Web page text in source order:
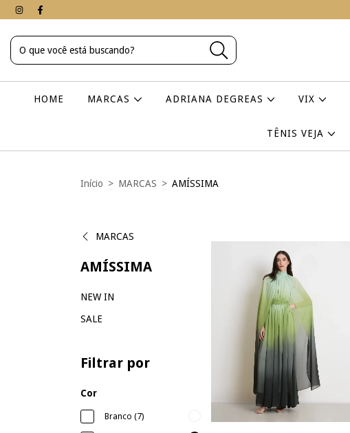
HOME MARCAS ADRIANA DEGREAS VIX
TÊNIS VEJA
Início > MARCAS > AMÍSSIMA
MARCAS
AMÍSSIMA
NEW IN
SALE
Filtrar por
Cor
Branco (7)